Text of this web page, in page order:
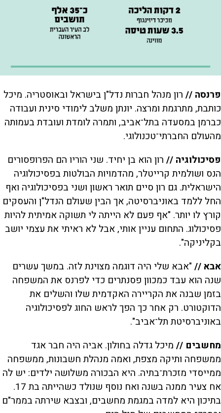
פרנסה // רון מנהל חברות נדל"ן בישראל ובאוסטריה. מיכל
כותבת, מתרגמת ומרצה. יונתן משלב לימודי סינית ועבודה
כברמן במסעדה בתל־אביב, ותמרה לומדת ועובדת בעמותה
מהעולם החברתי־טכנולוגי.
פסיכולוגיה // רון הוא בן יחיד. שני הוריו הם הפרופסורים
הנס ושולמית קרייטלר, מהדמויות הבולטות בפסיכולוגיה
הישראלית. גם רון סיים תואר ראשון ושני בפסיכולוגיה ואף
החל ללמד באוניברסיטה, אך הבין שעולם הנדל"ן והעסקים
קורץ לו יותר. "אף פעם לא הייתה לי תשוקה אמיתית להיות
פסיכולוג. התחום עניין אותי, אבל לא ראיתי את עצמי יושב
בקליניקה".
אבא // "אבא שלי היה דוגמה מצוינת לזה. במשך עשרים
שנה הוא עבד כמכוון פסנתרים כדי לפרנס את המשפחה
בזמן שבנה את הקריירה האקדמית שלו והשלים את
הדוקטורט. רק אחר כך הפך לראש החוג לפסיכולוגיה
באוניברסיטת תל־אביב".
מחשבים // מיכל גדלה בחולון. אביה היה חבר אגד
ממשפחה ותיקה מצפת, ואמה מנהלת חשבונות, ממשפחה
ממייסדי מזכרת־בתיה. היא הבכורה משלושה ילדים: יש לה
אח צעיר ממנה בשנה ואח נוסף שנולד כשהייתה בת 17.
בתיכון היא למדה במגמת מחשבים, ובצבא שירתה בממר"ם